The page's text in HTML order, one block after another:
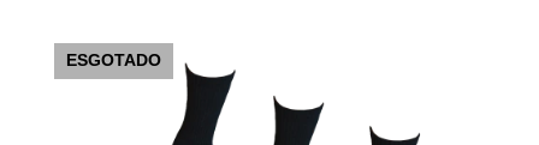
ESGOTADO